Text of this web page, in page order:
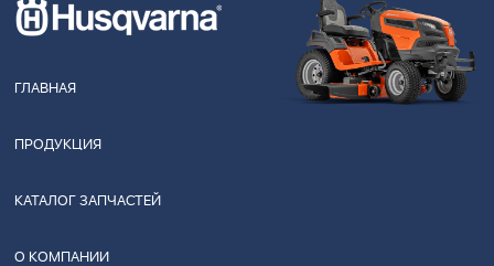
ГЛАВНАЯ
ПРОДУКЦИЯ
КАТАЛОГ ЗАПЧАСТЕЙ
О КОМПАНИИ